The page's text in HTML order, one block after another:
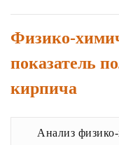
Физико-
показатель
кирпича
Анализ